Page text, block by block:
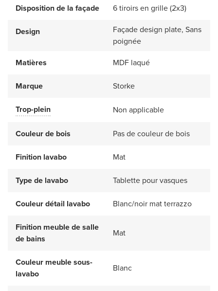
Disposition de la façade 6 tiroirs en grille (2x3)
Design
Façade design plate, Sans
poignée
Matières
MDF laqué
Marque Storke
Trop-plein Non applicable
Couleur de bois Pas de couleur de bois
Finition lavabo Mat
Type de lavabo Tablette pour vasques
Couleur détail lavabo Blanc/noir mat terrazzo
Finition meuble de salle
de bains
Mat
Couleur meuble sous-
lavabo
Blanc